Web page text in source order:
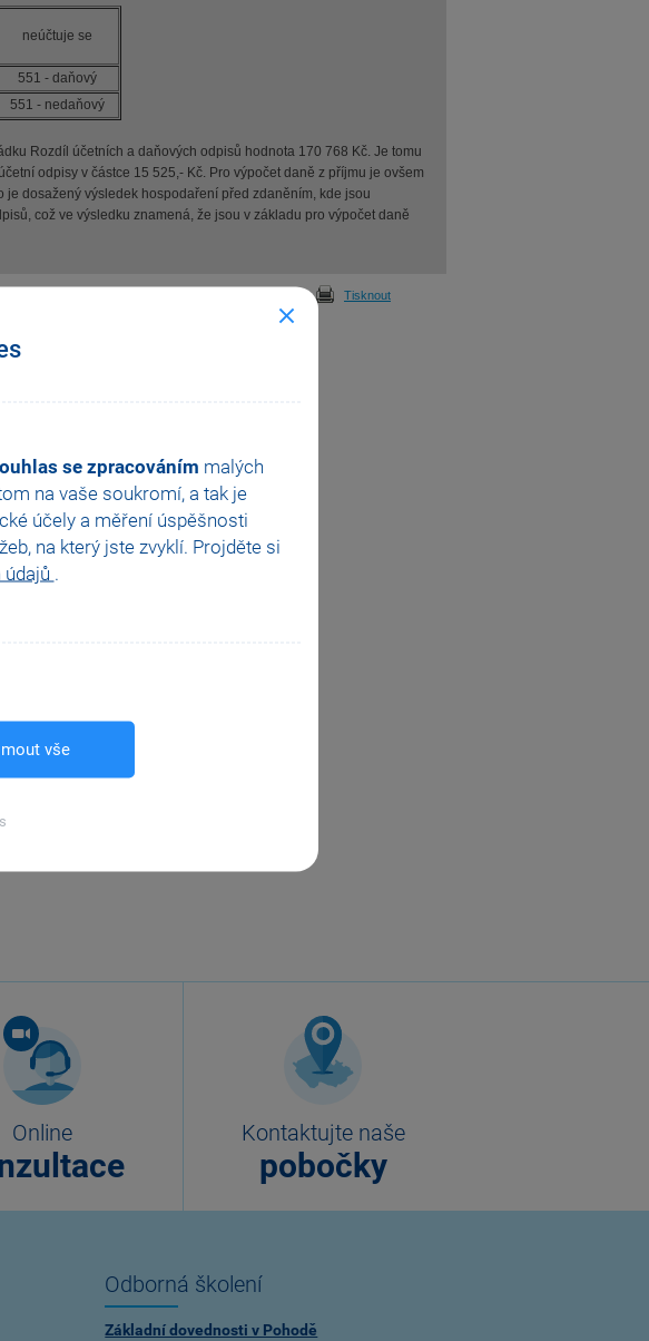
se zpracováním malých
na vaše soukromí, a tak je
účely a měření úspěšnosti
na který jste zvyklí. Projděte si
.
vše
neúčtuje se
551 - daňový
551 - nedaňový
Rozdíl účetních a daňových odpisů hodnota 170 768 Kč. Je tomu
odpisy v částce 15 525,- Kč. Pro výpočet daně z příjmu je ovšem
dosažený výsledek hospodaření před zdaněním, kde jsou
což ve výsledku znamená, že jsou v základu pro výpočet daně
Tisknout
Online Kontaktujte naše
pobočky
Odborná školení
Základní dovednosti v Pohodě